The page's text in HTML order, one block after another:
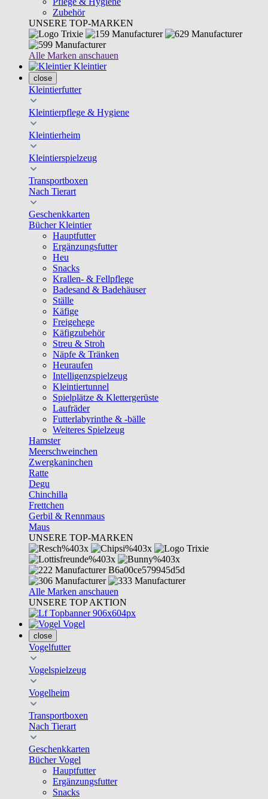
Zubehör
UNSERE TOP-MARKEN
Alle Marken anschauen
Kleintier
close
Kleintierfutter
Kleintierpflege & Hygiene
Kleintierheim
Kleintierspielzeug
Transportboxen
Nach Tierart
Geschenkkarten
Bücher Kleintier
Hauptfutter
Ergänzungsfutter
Heu
Snacks
Krallen- & Fellpflege
Badesand & Badehäuser
Ställe
Käfige
Freigehege
Käfigzubehör
Streu & Stroh
Näpfe & Tränken
Heuraufen
Intelligenzspielzeug
Kleintiertunnel
Spielplätze & Klettergerüste
Laufräder
Futterlabyrinthe & -bälle
Weiteres Spielzeug
Hamster
Meerschweinchen
Zwergkaninchen
Ratte
Degu
Chinchilla
Frettchen
Gerbil & Rennmaus
Maus
UNSERE TOP-MARKEN
Alle Marken anschauen
UNSERE TOP AKTION
Vogel
close
Vogelfutter
Vogelspielzeug
Vogelheim
Transportboxen
Nach Tierart
Geschenkkarten
Bücher Vogel
Hauptfutter
Ergänzungsfutter
Snacks